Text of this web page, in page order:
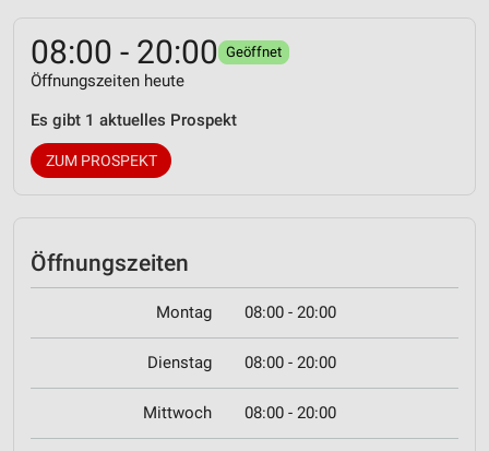
08:00 - 20:00 Geöffnet
Öffnungszeiten heute
Es gibt 1 aktuelles Prospekt
ZUM PROSPEKT
Öffnungszeiten
Montag 08:00 - 20:00
Dienstag 08:00 - 20:00
Mittwoch 08:00 - 20:00